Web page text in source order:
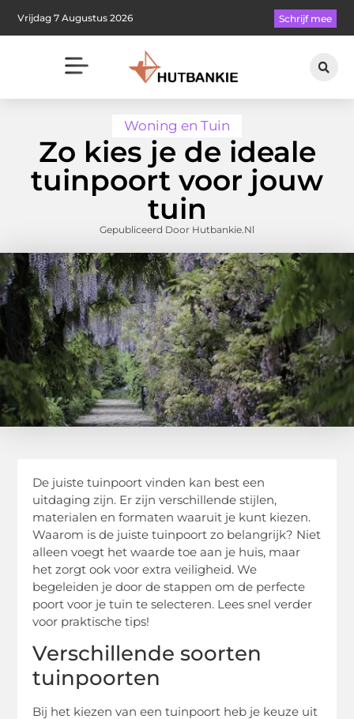
Vrijdag 7 Augustus 2026 Schrijf mee
Woning en Tuin
Zo kies je de ideale
tuinpoort voor jouw
tuin
Gepubliceerd Door Hutbankie.nl
De juiste tuinpoort vinden kan best een
uitdaging zijn. Er zijn verschillende stijlen,
materialen en formaten waaruit je kunt kiezen.
Waarom is de juiste tuinpoort zo belangrijk? Niet
alleen voegt het waarde toe aan je huis, maar
het zorgt ook voor extra veiligheid. We
begeleiden je door de stappen om de perfecte
poort voor je tuin te selecteren. Lees snel verder
voor praktische tips!
Verschillende soorten
tuinpoorten
Bij het kiezen van een tuinpoort heb je keuze uit